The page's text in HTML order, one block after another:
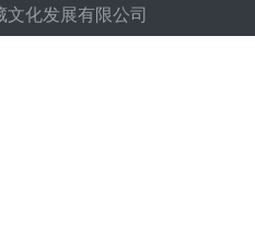
化发展有限公司